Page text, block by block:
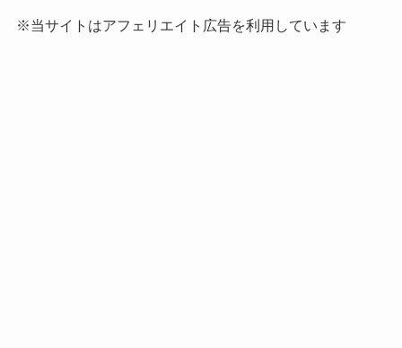
※当サイトはアフェリエイト広告を利用しています